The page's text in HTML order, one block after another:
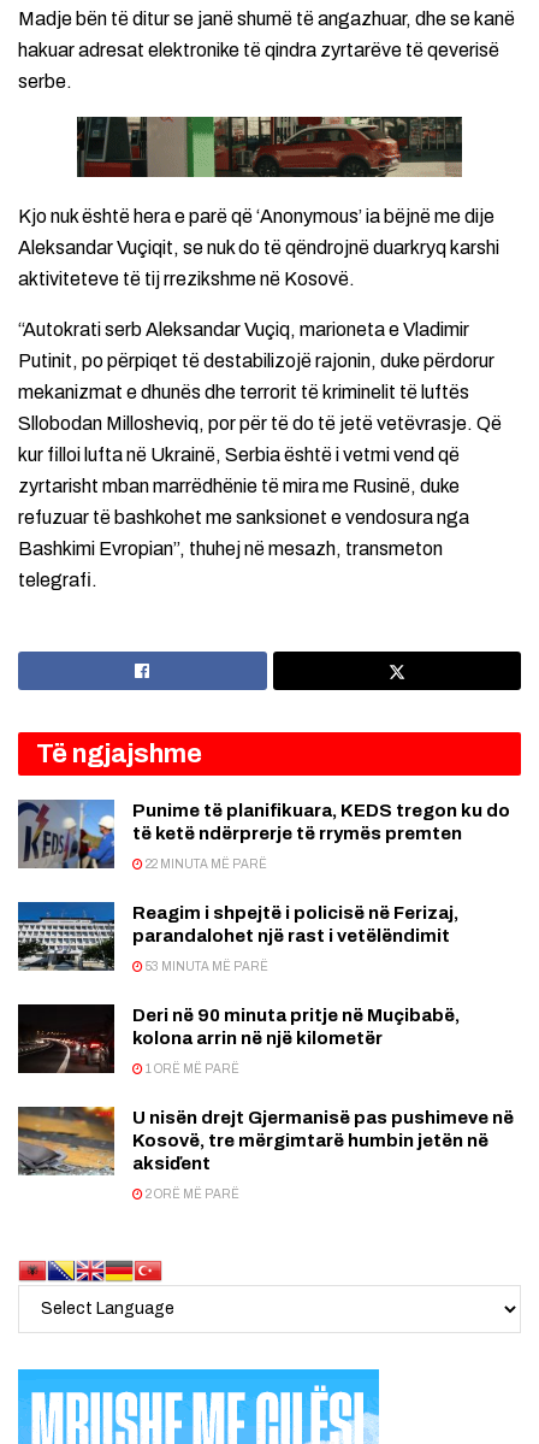
Madje bën të ditur se janë shumë të angazhuar, dhe se kanë
hakuar adresat elektronike të qindra zyrtarëve të qeverisë
serbe.
Kjo nuk është hera e parë që ‘Anonymous’ ia bëjnë me dije
Aleksandar Vuçiqit, se nuk do të qëndrojnë duarkryq karshi
aktiviteteve të tij rrezikshme në Kosovë.
“Autokrati serb Aleksandar Vuçiq, marioneta e Vladimir
Putinit, po përpiqet të destabilizojë rajonin, duke përdorur
mekanizmat e dhunës dhe terrorit të kriminelit të luftës
Sllobodan Millosheviq, por për të do të jetë vetëvrasje. Që
kur filloi lufta në Ukrainë, Serbia është i vetmi vend që
zyrtarisht mban marrëdhënie të mira me Rusinë, duke
refuzuar të bashkohet me sanksionet e vendosura nga
Bashkimi Evropian”, thuhej në mesazh, transmeton
telegrafi.
Të ngjajshme
Punime të planifikuara, KEDS tregon ku do
të ketë ndërprerje të rrymës premten
22 MINUTA MË PARË
Reagim i shpejtë i policisë në Ferizaj,
parandalohet një rast i vetëlëndimit
53 MINUTA MË PARË
Deri në 90 minuta pritje në Muçibabë,
kolona arrin në një kilometër
1 ORË MË PARË
U nisën drejt Gjermanisë pas pushimeve në
Kosovë, tre mërgimtarë humbin jetën në
aksiďent
2 ORË MË PARË